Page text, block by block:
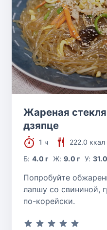
Жареная
дзяпце
1 ч
222.0 ккал
Б:4.0 г Ж: 9.0 г У:
Попробуйте
лапшу со свининой,
по-корейски.